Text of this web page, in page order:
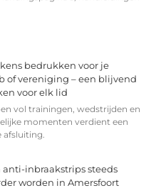
bedrukken voor je
of vereniging – een blijvend
voor elk lid
vol trainingen, wedstrijden en
momenten verdient een
afsluiting.
anti-inbraakstrips steeds
worden in Amersfoort